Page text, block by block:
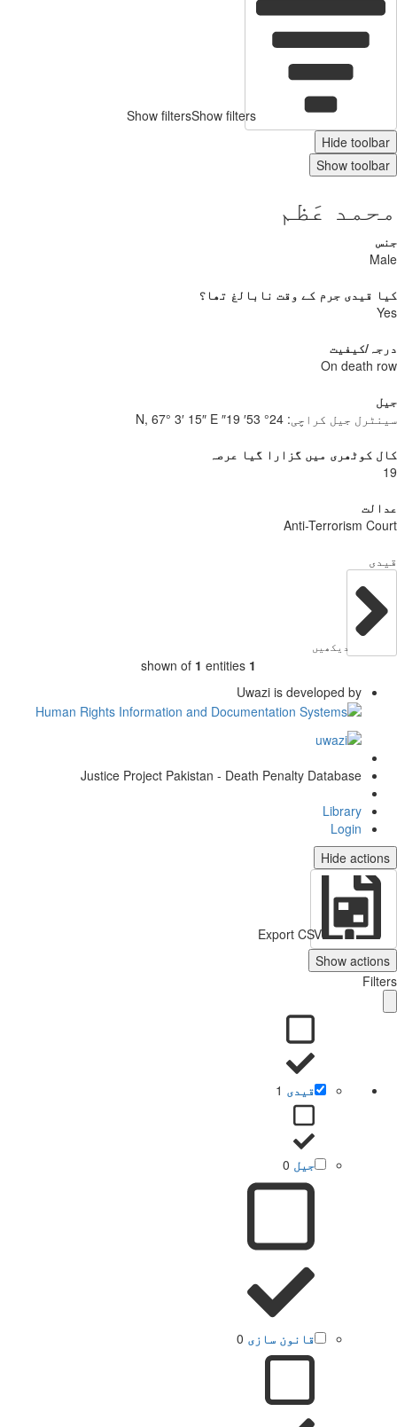
Show filtersShow filters
Hide
Show
عَظم
قیدی جرم کے وقت نابالغ تھا؟
کیفیت
On death
جیل کراچی: 24° 53′ 19″ N, 67° 3′ 15″ E
کوٹھری میں گزارا گیا عرصہ
Anti-Terrorism
دیکھیں
shown of 1 entities
Uwazi is developed by
Justice Project Pakistan - Death Penalty Database
Library
Login
Hide
Export CSV
Show
قیدی 1
جیل 0
قانون سازی 0